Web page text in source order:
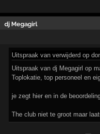
dj Megagirl
Uitspraak van verwijderd op
Uitspraak van dj Megagirl op
Toplokatie, top personeel en
je zegt hier en in de
The club niet te groot maar